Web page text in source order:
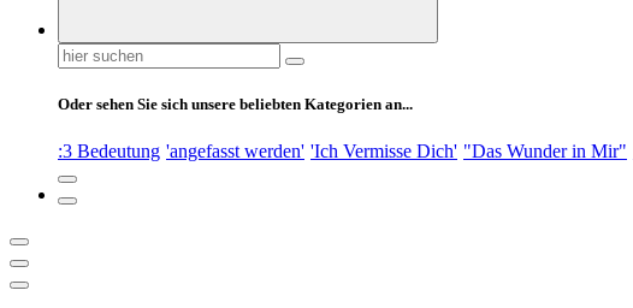
Suchen
nach:
Oder sehen Sie sich unsere beliebten Kategorien an...
:3 Bedeutung 'angefasst werden' 'Ich Vermisse Dich' "Das Wunder in Mir"